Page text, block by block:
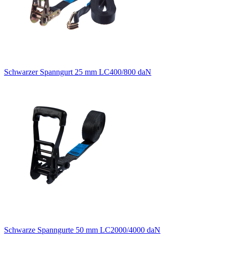
Schwarzer Spanngurt 25 mm LC400/800 daN
Schwarze Spanngurte 50 mm LC2000/4000 daN